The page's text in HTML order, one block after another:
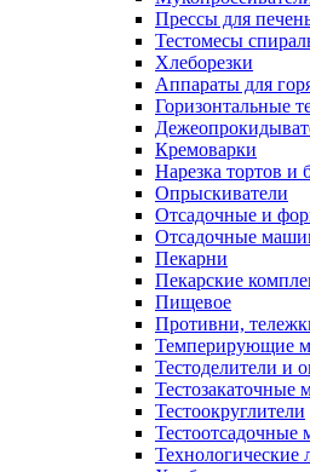
Прессы для
Тестомесы
Хлеборезки
Аппараты для
Горизонтальные
Кремоварки
Нарезка тортов и
Опрыскиватели
Отсадочные и
Отсадочные
Пекарни
Пекарские
Пищевое
Противни,
Темперирующие
Тестоделители и
Тестозакаточные
Тестоокруглители
Технологические